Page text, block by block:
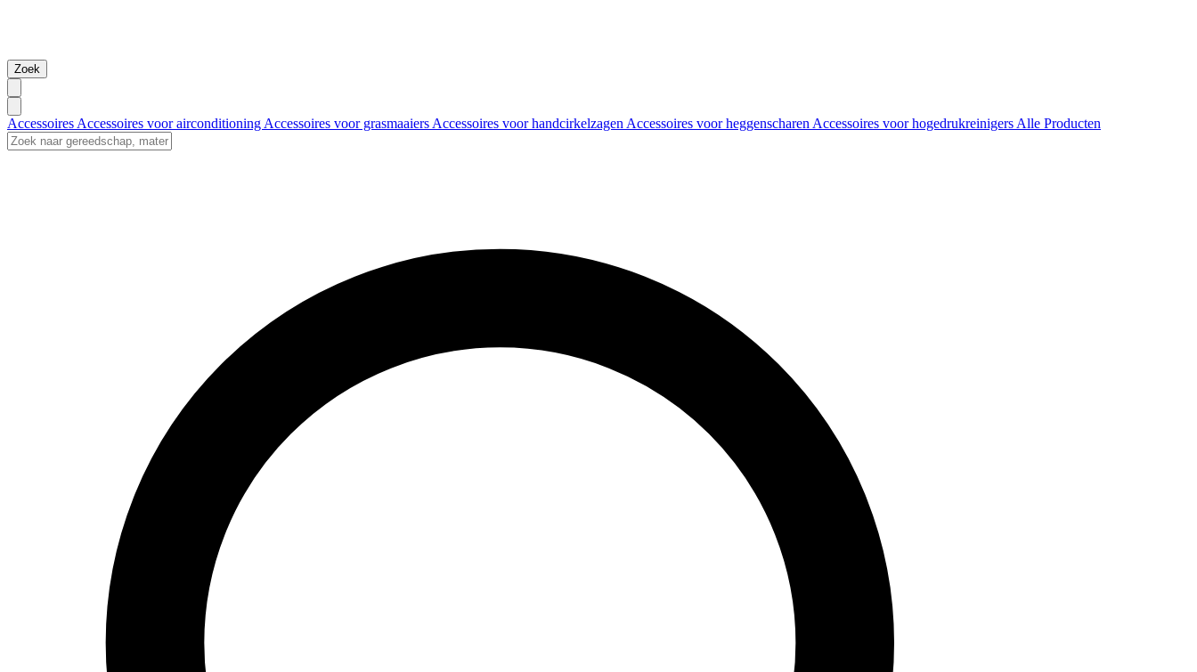
Zoek
Accessoires Accessoires voor airconditioning Accessoires voor grasmaaiers Accessoires voor handcirkelzagen Accessoires voor heggenscharen Accessoires voor hogedrukreinigers Alle Producten